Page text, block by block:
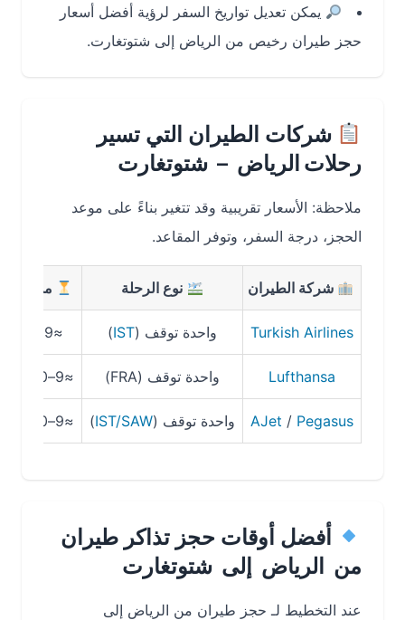
يمكن تعديل تواريخ السفر لرؤية أفضل أسعار
حجز طيران رخيص من الرياض إلى شتوتغارت.
شركات الطيران التي تسير
رحلات الرياض – شتوتغارت
ملاحظة: الأسعار تقريبية وقد تتغير بناءً على موعد
الحجز، درجة السفر، وتوفر المقاعد.
شركة الطيران نوع الرحلة مدة الرحلة
Turkish Airlines واحدة توقف (IST
)
Lufthansa واحدة توقف (FRA) ≈9–10 ساعات
AJet/Pegasus واحدة توقف (IST/SAW
) ≈9–10 ساعات
أفضل أوقات حجز تذاكر طيران
من الرياض إلى شتوتغارت
عند التخطيط لـ حجز طيران من الرياض إلى